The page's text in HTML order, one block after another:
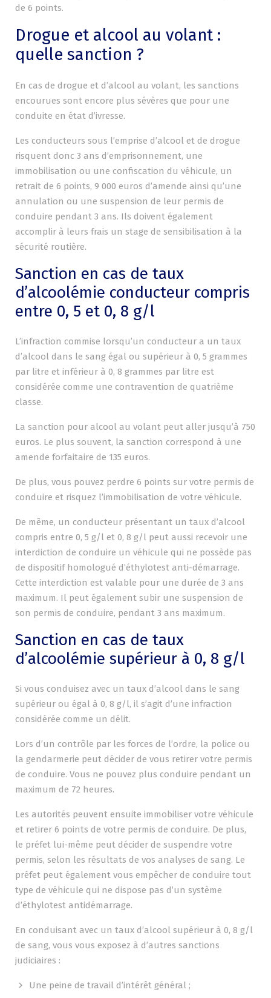
de 6 points.
Drogue et alcool au volant :
quelle sanction ?
En cas de drogue et d’alcool au volant, les sanctions
encourues sont encore plus sévères que pour une
conduite en état d’ivresse.
Les conducteurs sous l’emprise d’alcool et de drogue
risquent donc 3 ans d’emprisonnement, une
immobilisation ou une confiscation du véhicule, un
retrait de 6 points, 9 000 euros d’amende ainsi qu’une
annulation ou une suspension de leur permis de
conduire pendant 3 ans. Ils doivent également
accomplir à leurs frais un stage de sensibilisation à la
sécurité routière.
Sanction en cas de taux
d’alcoolémie conducteur compris
entre 0, 5 et 0, 8 g/l
L’infraction commise lorsqu’un conducteur a un taux
d’alcool dans le sang égal ou supérieur à 0, 5 grammes
par litre et inférieur à 0, 8 grammes par litre est
considérée comme une contravention de quatrième
classe.
La sanction pour alcool au volant peut aller jusqu’à 750
euros. Le plus souvent, la sanction correspond à une
amende forfaitaire de 135 euros.
De plus, vous pouvez perdre 6 points sur votre permis de
conduire et risquez l’immobilisation de votre véhicule.
De même, un conducteur présentant un taux d’alcool
compris entre 0, 5 g/l et 0, 8 g/l peut aussi recevoir une
interdiction de conduire un véhicule qui ne possède pas
de dispositif homologué d’éthylotest anti-démarrage.
Cette interdiction est valable pour une durée de 3 ans
maximum. Il peut également subir une suspension de
son permis de conduire, pendant 3 ans maximum.
Sanction en cas de taux
d’alcoolémie supérieur à 0, 8 g/l
Si vous conduisez avec un taux d’alcool dans le sang
supérieur ou égal à 0, 8 g/l, il s’agit d’une infraction
considérée comme un délit.
Lors d’un contrôle par les forces de l’ordre, la police ou
la gendarmerie peut décider de vous retirer votre permis
de conduire. Vous ne pouvez plus conduire pendant un
maximum de 72 heures.
Les autorités peuvent ensuite immobiliser votre véhicule
et retirer 6 points de votre permis de conduire. De plus,
le préfet lui-même peut décider de suspendre votre
permis, selon les résultats de vos analyses de sang. Le
préfet peut également vous empêcher de conduire tout
type de véhicule qui ne dispose pas d’un système
d’éthylotest antidémarrage.
En conduisant avec un taux d’alcool supérieur à 0, 8 g/l
de sang, vous vous exposez à d’autres sanctions
judiciaires :
Une peine de travail d’intérêt général ;